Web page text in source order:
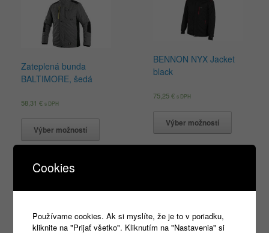
Zateplená bunda
BALTIMORE, šedá
58,31 € s DPH
Výber možností
BENNON NYX Jacket
black
75,25€ s DPH
Výber možností
Cookies
Používame cookies. Ak si myslíte, že je to v poriadku,
kliknite na "Prijať všetko". Kliknutím na "Nastavenia" si